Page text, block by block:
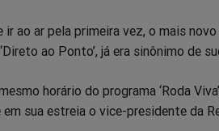
no
no
no
no
ir ao ar pela primeira vez, o mais
ao Ponto’, já era sinônimo de
horário do programa ‘Roda
sua estreia o vice-presidente da